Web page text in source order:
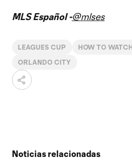
MLS Español -@mlses
LEAGUES CUP HOW TO WATCH
ORLANDO CITY
Noticias relacionadas